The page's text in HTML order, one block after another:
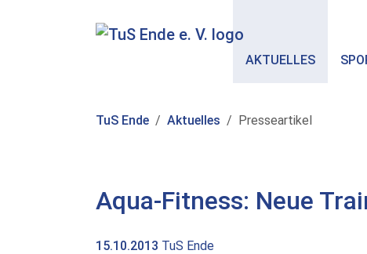
AKTUELLES
TuS Ende Aktuelles Presseartikel
Aqua-Fitness: Neue
15.10.2013 TuS Ende